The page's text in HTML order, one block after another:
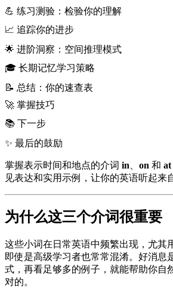
💪 练习测验：检验你的理解
📈 追踪你的进步
🌟 进阶洞察：空间推理模式
🎓 长期记忆学习策略
📝 总结：你的速查表
🚀 掌握技巧
📚 下一步
✨ 最后的鼓励
掌握表示时间和地点的介词 in on 和 at
见表达和实用示例，让你的英语听起来
为什么这三个介词很重要
这些小词在日常英语中频繁出现，尤其
即使是高级学习者也常常混淆。好消息
式，再看足够多的例子，就能帮助你自
对的。